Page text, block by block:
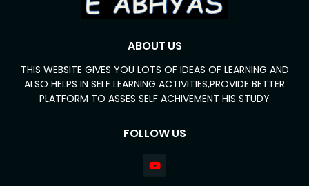
ABOUT US
THIS WEBSITE GIVES YOU LOTS OF IDEAS OF LEARNING AND
ALSO HELPS IN SELF LEARNING ACTIVITIES,PROVIDE BETTER
PLATFORM TO ASSES SELF ACHIVEMENT HIS STUDY
FOLLOW US